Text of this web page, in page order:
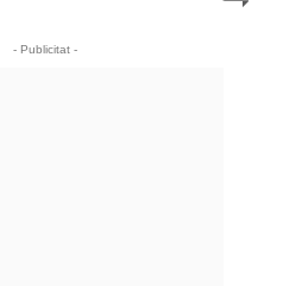
- Publicitat -